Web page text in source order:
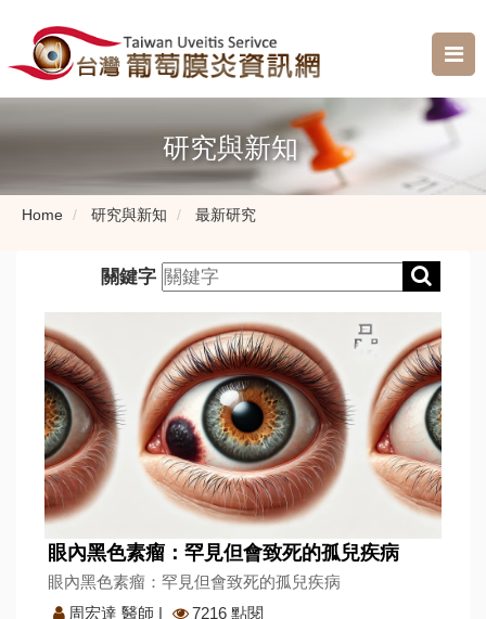
研究與新知
Home 研究與新知 最新研究
關鍵字
眼內黑色素瘤：罕見但會致死的孤兒疾病
眼內黑色素瘤：罕見但會致死的孤兒疾病
周宏達 醫師 | 7216 點閱